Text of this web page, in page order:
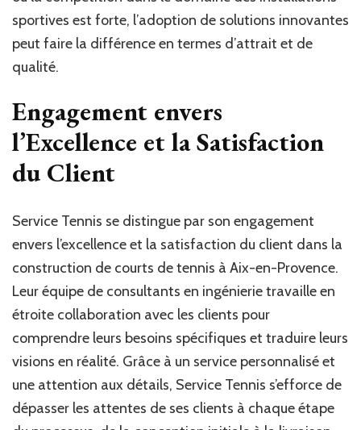
sportives est forte, l’adoption de solutions innovantes
peut faire la différence en termes d’attrait et de
qualité.
Engagement envers
l’Excellence et la Satisfaction
du Client
Service Tennis se distingue par son engagement
envers l’excellence et la satisfaction du client dans la
construction de courts de tennis à Aix-en-Provence.
Leur équipe de consultants en ingénierie travaille en
étroite collaboration avec les clients pour
comprendre leurs besoins spécifiques et traduire leurs
visions en réalité. Grâce à un service personnalisé et
une attention aux détails, Service Tennis s’efforce de
dépasser les attentes de ses clients à chaque étape